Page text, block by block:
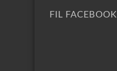
FIL FACEBOOK